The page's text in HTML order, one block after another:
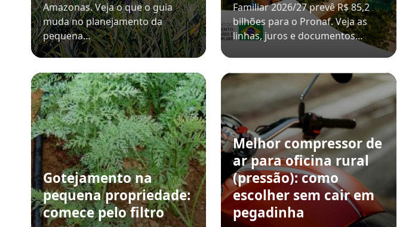
Amazonas. Veja o que o guia
muda no planejamento da
pequena…
Familiar 2026/27 prevê R$ 85,2
bilhões para o Pronaf. Veja as
linhas, juros e documentos…
Gotejamento na
pequena propriedade:
comece pelo filtro
Melhor compressor de
ar para oficina rural
(pressão): como
escolher sem cair em
pegadinha